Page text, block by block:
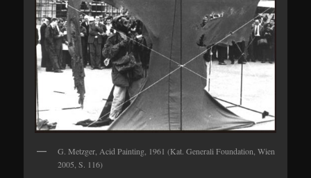
G. Metzger, Acid Painting, 1961 (Kat. Generali Foundation, Wien
2005, S. 116)